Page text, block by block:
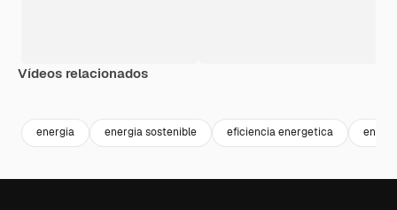
Vídeos relacionados
energia energia sostenible eficiencia energetica